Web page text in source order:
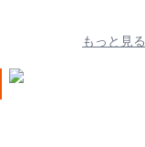
もっと見る